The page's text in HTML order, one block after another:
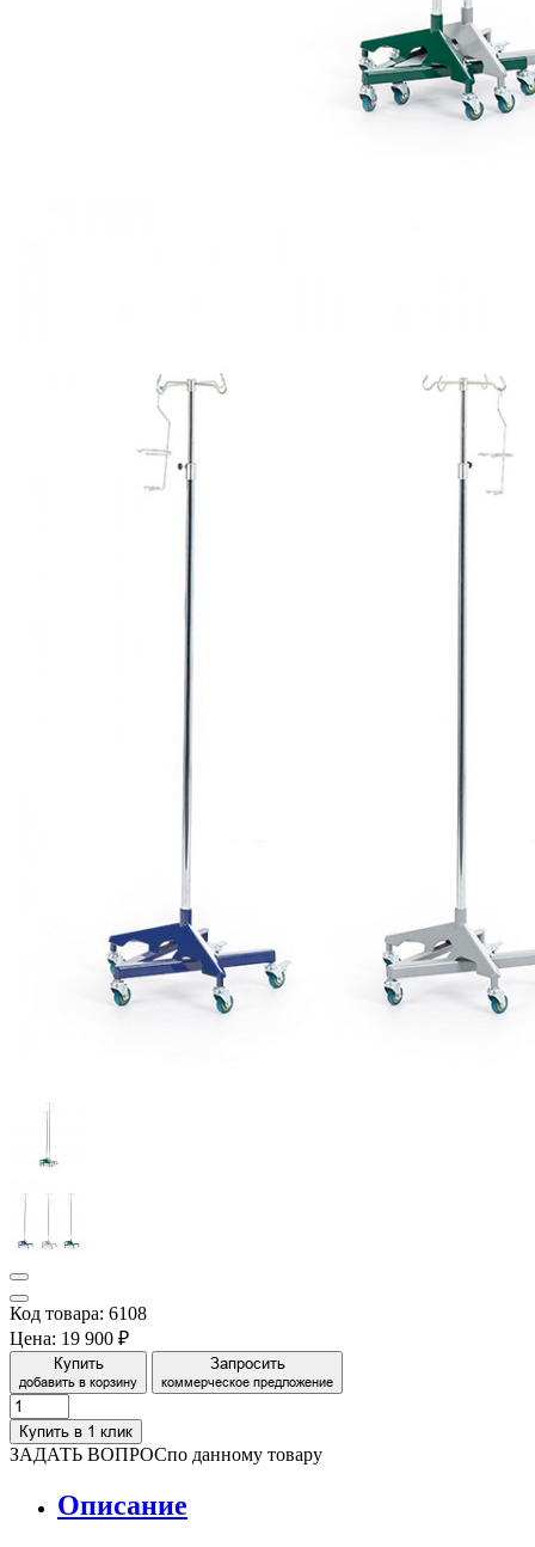
Код товара: 6108
Цена: 19 900 ₽
Купить
добавить в корзину
Запросить
коммерческое предложение
Купить в 1 клик
ЗАДАТЬ ВОПРОСпо данному товару
Описание